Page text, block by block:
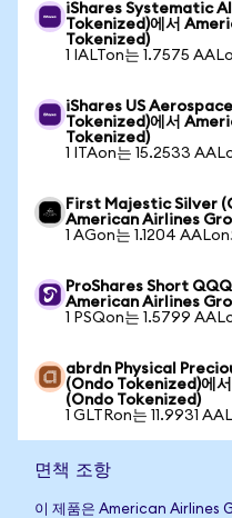
iShares Systematic
Tokenized)에서
Tokenized)
1 IALTon는 1.7575
iShares US
Tokenized)에서
Tokenized)
1 ITAon는 15.2533
First Majestic Silver
American Airlines
1 AGon는 1.1204
ProShares Short
American Airlines
1 PSQon는 1.5799
abrdn Physical
(Ondo Tokenized)에
(Ondo Tokenized)
1 GLTRon는 11.9931
면책 조항
이 제품은 American Airlines